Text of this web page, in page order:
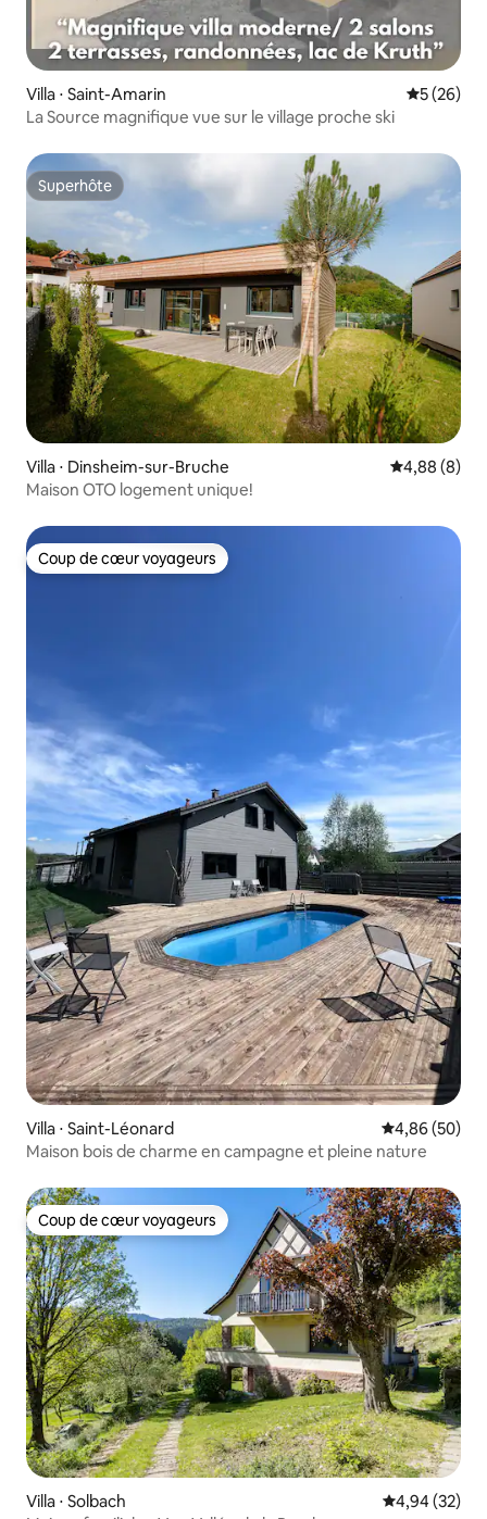
Villa ⋅ Saint-Amarin
5 (26)
La Source magnifique vue sur le village proche ski
Superhôte
Superhôte
Villa ⋅ Dinsheim-sur-Bruche Évaluation
4,88 (8)
Maison OTO logement unique!
Coup de cœur voyageurs
Coup de cœur voyageurs
Villa ⋅ Saint-Léonard Évaluation
4,86 (50)
Maison bois de charme en campagne et pleine nature
Coup de cœur voyageurs
Coup de cœur voyageurs
Villa ⋅ Solbach Évaluation
4,94 (32)